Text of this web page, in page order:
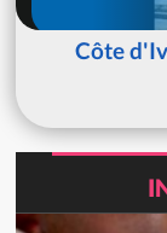
Côte